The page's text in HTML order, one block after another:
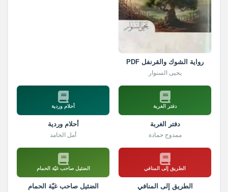
رواية الشوك والقرنفل PDF
يحيى السنوار
دفتر الغربة
دفتر الغربة
ممدوح حمادة
أحلام وردية
أحلام وردية
أمل الحامد
الطريق إلى المنافي
الطريق إلى المنافي
الضئيل صاحب غيّة الحمام
الضئيل صاحب غيّة الحمام